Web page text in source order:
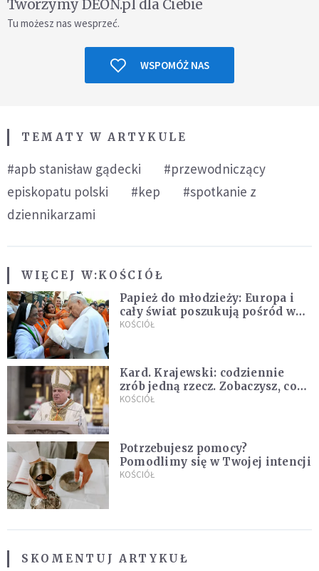
Tworzymy DEON.pl dla Ciebie
Tu możesz nas wesprzeć.
WSPOMÓŻ NAS
TEMATY W ARTYKULE
#apb stanisław gądecki
#przewodniczący
episkopatu polski
#kep
#spotkanie z
dziennikarzami
WIĘCEJ W:KOŚCIÓŁ
Papież do młodzieży: Europa i
cały świat poszukują pośród was
nowych świętych
KOŚCIÓŁ
Kard. Krajewski: codziennie
zrób jedną rzecz. Zobaczysz, co
stanie się z twoim życiem
KOŚCIÓŁ
Potrzebujesz pomocy?
Pomodlimy się w Twojej intencji
KOŚCIÓŁ
SKOMENTUJ ARTYKUŁ